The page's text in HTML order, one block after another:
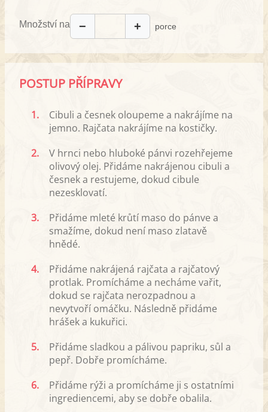
Množství na − + porce
POSTUP PŘÍPRAVY
1.
Cibuli a česnek oloupeme a nakrájíme na
jemno. Rajčata nakrájíme na kostičky.
2.
V hrnci nebo hluboké pánvi rozehřejeme
olivový olej. Přidáme nakrájenou cibuli a
česnek a restujeme, dokud cibule
nezesklovatí.
3.
Přidáme mleté krůtí maso do pánve a
smažíme, dokud není maso zlatavě
hnědé.
4.
Přidáme nakrájená rajčata a rajčatový
protlak. Promícháme a necháme vařit,
dokud se rajčata nerozpadnou a
nevytvoří omáčku. Následně přidáme
hrášek a kukuřici.
5.
Přidáme sladkou a pálivou papriku, sůl a
pepř. Dobře promícháme.
6.
Přidáme rýži a promícháme ji s ostatními
ingrediencemi, aby se dobře obalila.